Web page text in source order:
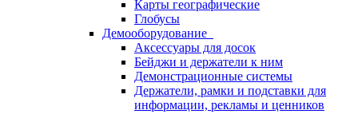
Карты географические
Глобусы
Демооборудование
Аксессуары для досок
Бейджи и держатели к ним
Демонстрационные системы
Держатели, рамки и подставки для
информации, рекламы и ценников